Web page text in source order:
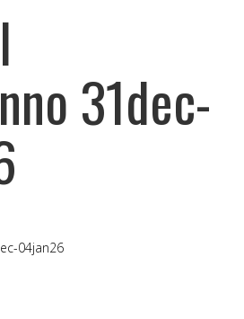
31dec-
04jan26